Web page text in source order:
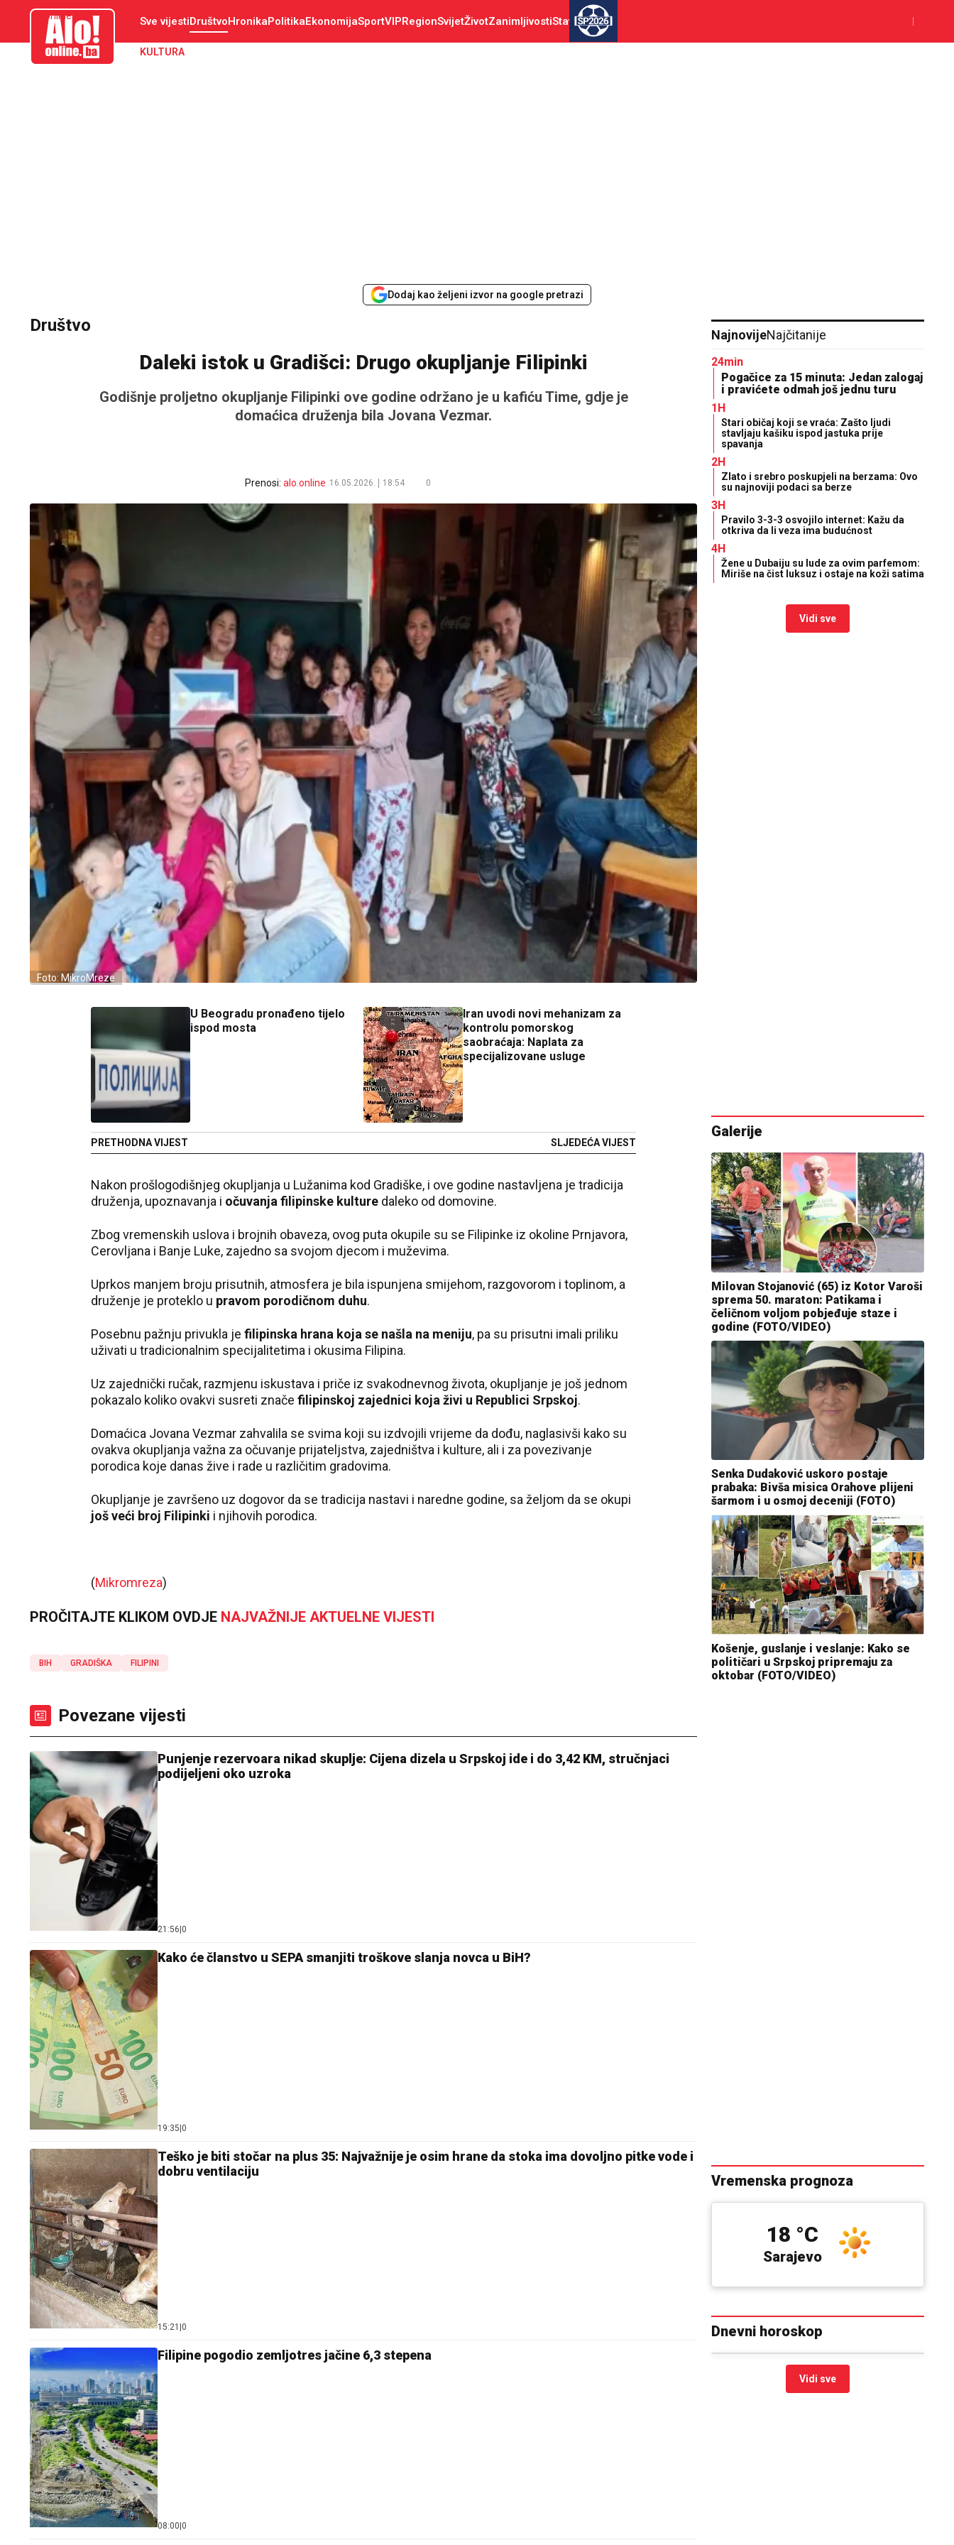
aloonline.ba Sve vijestiDruštvoHronikaPolitikaEkonomijaSportVIPRegionSvijetŽivotZanimljivostiStav SP2026
KULTURA
Dodaj kao željeni izvor na google pretrazi
Društvo
Daleki istok u Gradišci: Drugo okupljanje Filipinki
Godišnje proljetno okupljanje Filipinki ove godine održano je u kafiću Time, gdje je
domaćica druženja bila Jovana Vezmar.
Prenosi: alo.online 16.05.2026. 18:54 0
Foto: MikroMreze
U Beogradu pronađeno tijelo
ispod mosta
PRETHODNA VIJEST
Iran uvodi novi mehanizam za
kontrolu pomorskog
saobraćaja: Naplata za
specijalizovane usluge
SLJEDEĆA VIJEST
Nakon prošlogodišnjeg okupljanja u Lužanima kod Gradiške, i ove godine nastavljena je tradicija
druženja, upoznavanja i očuvanja filipinske kulture daleko od domovine.
Zbog vremenskih uslova i brojnih obaveza, ovog puta okupile su se Filipinke iz okoline Prnjavora,
Cerovljana i Banje Luke, zajedno sa svojom djecom i muževima.
Uprkos manjem broju prisutnih, atmosfera je bila ispunjena smijehom, razgovorom i toplinom, a
druženje je proteklo u pravom porodičnom duhu.
Posebnu pažnju privukla je filipinska hrana koja se našla na meniju, pa su prisutni imali priliku
uživati u tradicionalnim specijalitetima i okusima Filipina.
Uz zajednički ručak, razmjenu iskustava i priče iz svakodnevnog života, okupljanje je još jednom
pokazalo koliko ovakvi susreti znače filipinskoj zajednici koja živi u Republici Srpskoj.
Domaćica Jovana Vezmar zahvalila se svima koji su izdvojili vrijeme da dođu, naglasivši kako su
ovakva okupljanja važna za očuvanje prijateljstva, zajedništva i kulture, ali i za povezivanje
porodica koje danas žive i rade u različitim gradovima.
Okupljanje je završeno uz dogovor da se tradicija nastavi i naredne godine, sa željom da se okupi
još veći broj Filipinki i njihovih porodica.
(Mikromreza)
PROČITAJTE KLIKOM OVDJE NAJVAŽNIJE AKTUELNE VIJESTI
BIH GRADIŠKA FILIPINI
Povezane vijesti
Punjenje rezervoara nikad skuplje: Cijena dizela u Srpskoj ide i do 3,42 KM, stručnjaci
podijeljeni oko uzroka
21:56 0
Kako će članstvo u SEPA smanjiti troškove slanja novca u BiH?
19:35 0
Teško je biti stočar na plus 35: Najvažnije je osim hrane da stoka ima dovoljno pitke vode i
dobru ventilaciju
15:21 0
Filipine pogodio zemljotres jačine 6,3 stepena
08:00 0
NajnovijeNajčitanije
24min
Pogačice za 15 minuta: Jedan zalogaj
i pravićete odmah još jednu turu
1H
Stari običaj koji se vraća: Zašto ljudi
stavljaju kašiku ispod jastuka prije
spavanja
2H
Zlato i srebro poskupjeli na berzama: Ovo
su najnoviji podaci sa berze
3H
Pravilo 3-3-3 osvojilo internet: Kažu da
otkriva da li veza ima budućnost
4H
Žene u Dubaiju su lude za ovim parfemom:
Miriše na čist luksuz i ostaje na koži satima
Vidi sve
Galerije
Milovan Stojanović (65) iz Kotor Varoši
sprema 50. maraton: Patikama i
čeličnom voljom pobjeđuje staze i
godine (FOTO/VIDEO)
Senka Dudaković uskoro postaje
prabaka: Bivša misica Orahove plijeni
šarmom i u osmoj deceniji (FOTO)
Košenje, guslanje i veslanje: Kako se
političari u Srpskoj pripremaju za
oktobar (FOTO/VIDEO)
Vremenska prognoza
Sarajevo
18 °C
Dnevni horoskop
Vidi sve